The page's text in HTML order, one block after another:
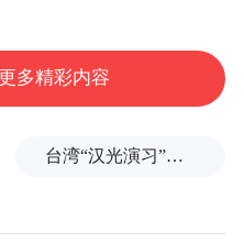
恋爱操作团》
多精彩内容
台湾“汉光演习”在淡水河口设防，声称怕台北被突袭